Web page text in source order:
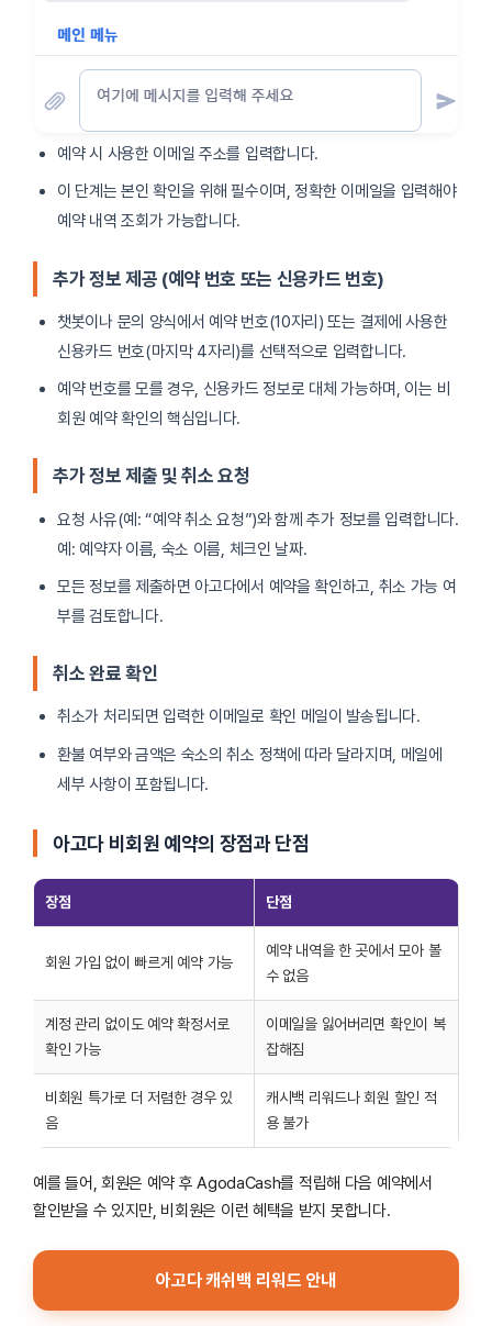
예약 시 사용한 이메일 주소를 입력합니다.
이 단계는 본인 확인을 위해 필수이며, 정확한 이메일을 입력해야
예약 내역 조회가 가능합니다.
추가 정보 제공 (예약 번호 또는 신용카드 번호)
챗봇이나 문의 양식에서 예약 번호(10자리) 또는 결제에 사용한
신용카드 번호(마지막 4자리)를 선택적으로 입력합니다.
예약 번호를 모를 경우, 신용카드 정보로 대체 가능하며, 이는 비
회원 예약 확인의 핵심입니다.
추가 정보 제출 및 취소 요청
요청 사유(예: “예약 취소 요청”)와 함께 추가 정보를 입력합니다.
예: 예약자 이름, 숙소 이름, 체크인 날짜.
모든 정보를 제출하면 아고다에서 예약을 확인하고, 취소 가능 여
부를 검토합니다.
취소 완료 확인
취소가 처리되면 입력한 이메일로 확인 메일이 발송됩니다.
환불 여부와 금액은 숙소의 취소 정책에 따라 달라지며, 메일에
세부 사항이 포함됩니다.
아고다 비회원 예약의 장점과 단점
장점 단점
회원 가입 없이 빠르게 예약 가능
예약 내역을 한 곳에서 모아 볼
수 없음
계정 관리 없이도 예약 확정서로
확인 가능
이메일을 잃어버리면 확인이 복
잡해짐
비회원 특가로 더 저렴한 경우 있
음
캐시백 리워드나 회원 할인 적
용 불가
예를 들어, 회원은 예약 후 AgodaCash를 적립해 다음 예약에서
할인받을 수 있지만, 비회원은 이런 혜택을 받지 못합니다.
아고다 캐쉬백 리워드 안내